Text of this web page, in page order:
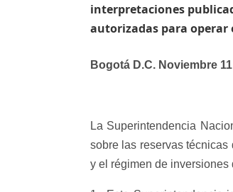
interpretaciones
autorizadas para operar
Bogotá D.C. Noviembre
La Superintendencia
sobre las reservas
y el régimen de inversiones